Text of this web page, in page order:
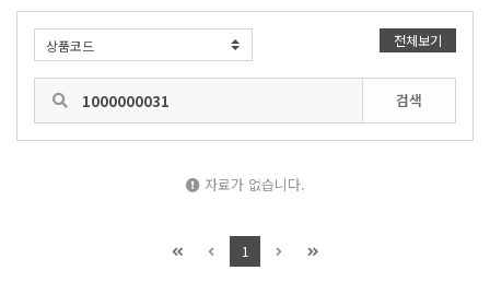
전체보기
검색
자료가 없습니다.
1